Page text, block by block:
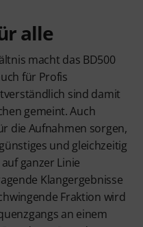
alle
macht das BD500
für Profis
sind damit
gemeint. Auch
die Aufnahmen sorgen,
und gleichzeitig
ganzer Linie
Klangergebnisse
Fraktion wird
an einem